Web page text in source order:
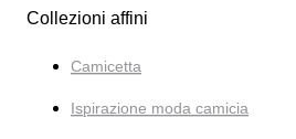
Collezioni affini
Camicetta
Ispirazione moda camicia